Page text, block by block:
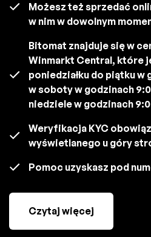
Możesz też sprzedać
w nim w dowolnym
Bitomat znajduje się w
Winmarkt Central, które
poniedziałku do piątku w
w soboty w godzinach
niedziele w godzinach
Weryfikacja KYC
wyświetlanego u góry
Pomoc uzyskasz pod
Czytaj więcej